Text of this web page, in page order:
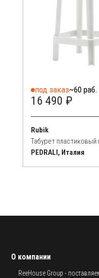
под заказ~60
16 490 ₽
Rubik
Табурет пластиковый
PEDRALI, Италия
О компании
ReeHouse Group -